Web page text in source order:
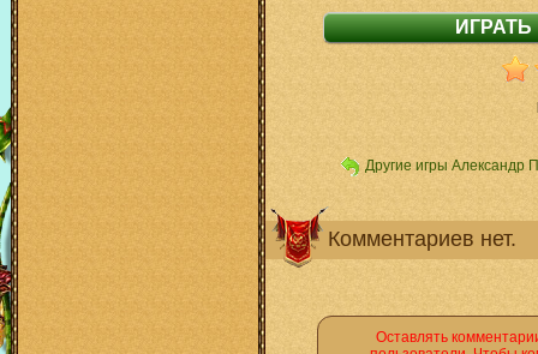
Другие игры Александр
Комментариев нет.
Оставлять